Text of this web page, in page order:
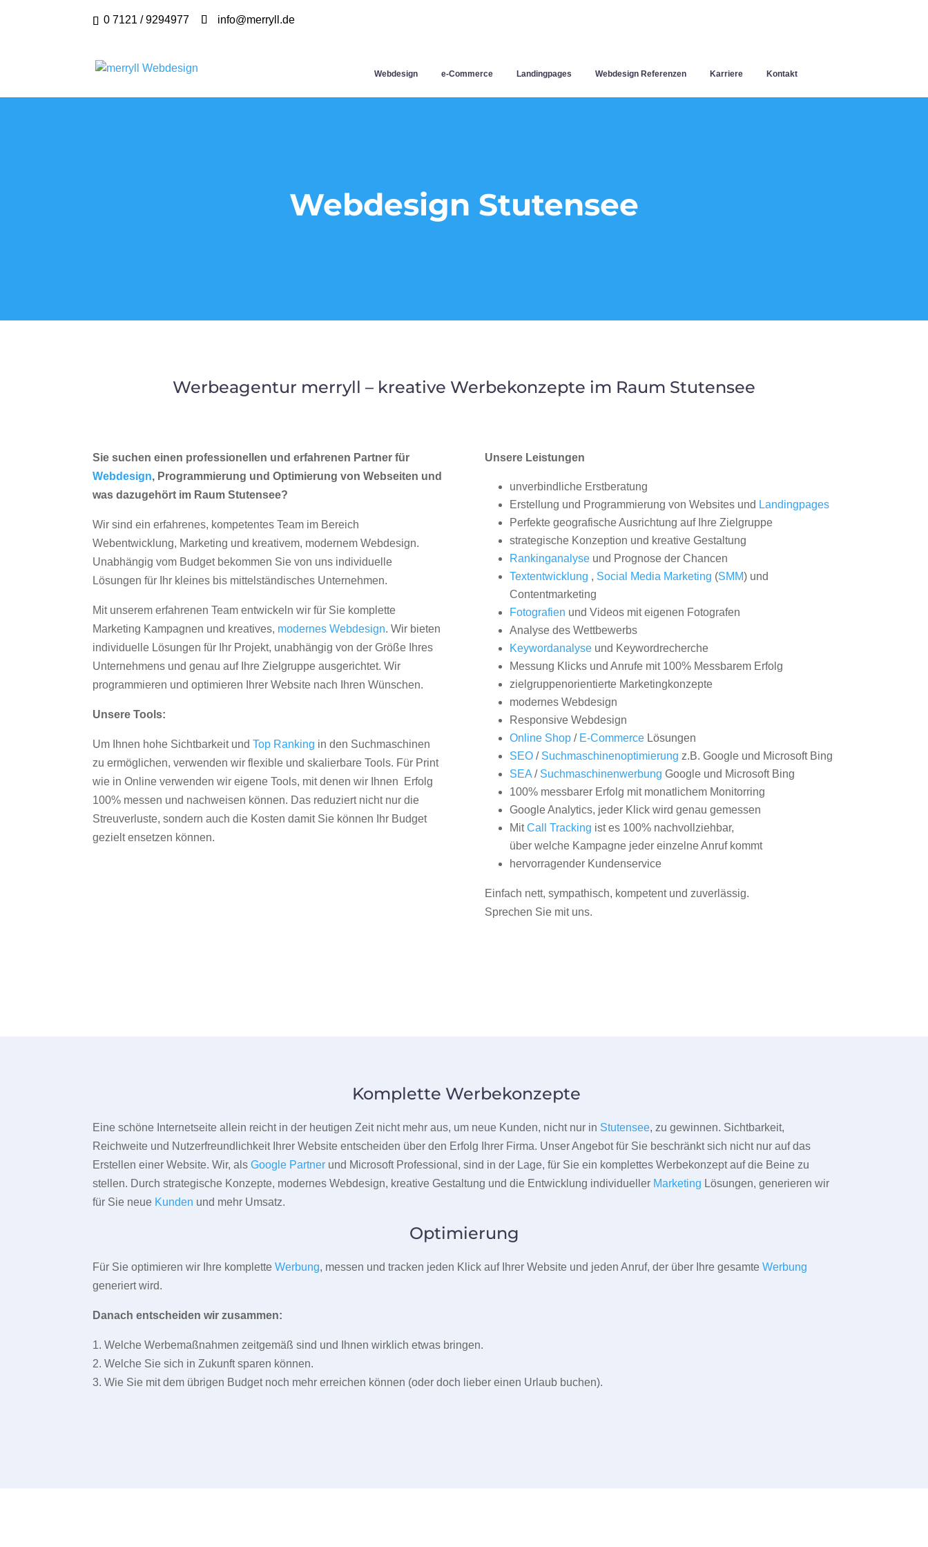
0 7121 / 9294977 info@merryll.de
Webdesign e-Commerce Landingpages Webdesign Referenzen Karriere Kontakt
Webdesign Stutensee
Werbeagentur merryll – kreative Werbekonzepte im Raum Stutensee
Sie suchen einen professionellen und erfahrenen Partner für
Webdesign, Programmierung und Optimierung von Webseiten und
was dazugehört im Raum Stutensee?
Wir sind ein erfahrenes, kompetentes Team im Bereich
Webentwicklung, Marketing und kreativem, modernem Webdesign.
Unabhängig vom Budget bekommen Sie von uns individuelle
Lösungen für Ihr kleines bis mittelständisches Unternehmen.
Mit unserem erfahrenen Team entwickeln wir für Sie komplette
Marketing Kampagnen und kreatives, modernes Webdesign. Wir bieten
individuelle Lösungen für Ihr Projekt, unabhängig von der Größe Ihres
Unternehmens und genau auf Ihre Zielgruppe ausgerichtet. Wir
programmieren und optimieren Ihrer Website nach Ihren Wünschen.
Unsere Tools:
Um Ihnen hohe Sichtbarkeit undTop Ranking in den Suchmaschinen
zu ermöglichen, verwenden wir flexible und skalierbare Tools. Für Print
wie in Online verwenden wir eigene Tools, mit denen wir Ihnen Erfolg
100% messen und nachweisen können. Das reduziert nicht nur die
Streuverluste, sondern auch die Kosten damit Sie können Ihr Budget
gezielt ensetzen können.
Unsere Leistungen
unverbindliche Erstberatung
Erstellung und Programmierung von Websites und Landingpages
Perfekte geografische Ausrichtung auf Ihre Zielgruppe
strategische Konzeption und kreative Gestaltung
Rankinganalyseund Prognose der Chancen
Textentwicklung , Social Media Marketing (SMM) und
Contentmarketing
Fotografien und Videos mit eigenen Fotografen
Analyse des Wettbewerbs
Keywordanalyseund Keywordrecherche
Messung Klicks und Anrufe mit 100% Messbarem Erfolg
zielgruppenorientierte Marketingkonzepte
modernes Webdesign
Responsive Webdesign
Online Shop/ E-CommerceLösungen
SEO/ Suchmaschinenoptimierung z.B. Google und Microsoft Bing
SEA/ Suchmaschinenwerbung Google und Microsoft Bing
100% messbarer Erfolg mit monatlichem Monitorring
Google Analytics, jeder Klick wird genau gemessen
MitCall Tracking ist es 100% nachvollziehbar,
über welche Kampagne jeder einzelne Anruf kommt
hervorragender Kundenservice
Einfach nett, sympathisch, kompetent und zuverlässig.
Sprechen Sie mit uns.
Komplette Werbekonzepte
Eine schöne Internetseite allein reicht in der heutigen Zeit nicht mehr aus, um neue Kunden, nicht nur in Stutensee, zu gewinnen. Sichtbarkeit,
Reichweite und Nutzerfreundlichkeit Ihrer Website entscheiden über den Erfolg Ihrer Firma. Unser Angebot für Sie beschränkt sich nicht nur auf das
Erstellen einer Website. Wir, alsGoogle Partner und Microsoft Professional, sind in der Lage, für Sie ein komplettes Werbekonzept auf die Beine zu
stellen. Durch strategische Konzepte, modernes Webdesign, kreative Gestaltung und die Entwicklung individueller Marketing Lösungen, generieren wir
für Sie neue Kunden und mehr Umsatz.
Optimierung
Für Sie optimieren wir Ihre kompletteWerbung, messen und tracken jeden Klick auf Ihrer Website und jeden Anruf, der über Ihre gesamteWerbung
generiert wird.
Danach entscheiden wir zusammen:
1. Welche Werbemaßnahmen zeitgemäß sind und Ihnen wirklich etwas bringen.
2. Welche Sie sich in Zukunft sparen können.
3. Wie Sie mit dem übrigen Budget noch mehr erreichen können (oder doch lieber einen Urlaub buchen).